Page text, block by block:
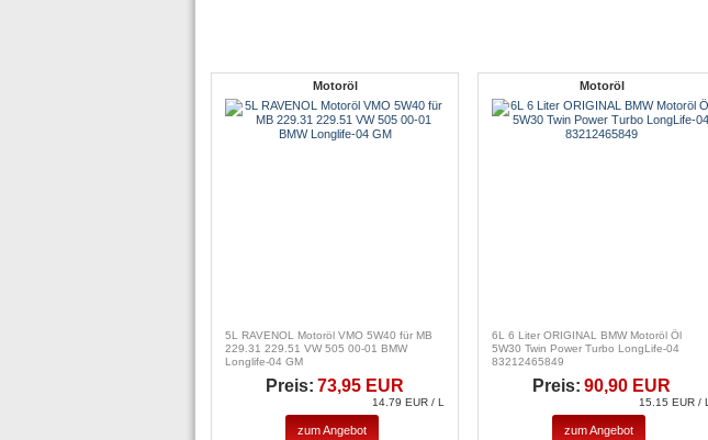
Motoröl
5L RAVENOL Motoröl VMO 5W40 für MB
229.31 229.51 VW 505 00-01 BMW
Longlife-04 GM
Preis: 73,95 EUR
14.79 EUR / L
zum Angebot
Motoröl
6L 6 Liter ORIGINAL BMW Motoröl Öl
5W30 Twin Power Turbo LongLife-04
83212465849
Preis: 90,90 EUR
15.15 EUR / L
zum Angebot